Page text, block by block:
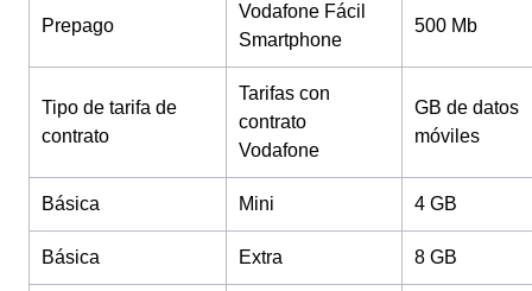
Prepago
Vodafone Fácil
Smartphone
500 Mb
Tipo de tarifa de
contrato
Tarifas con
contrato
Vodafone
GB de datos
móviles
Básica Mini 4 GB
Básica Extra 8 GB